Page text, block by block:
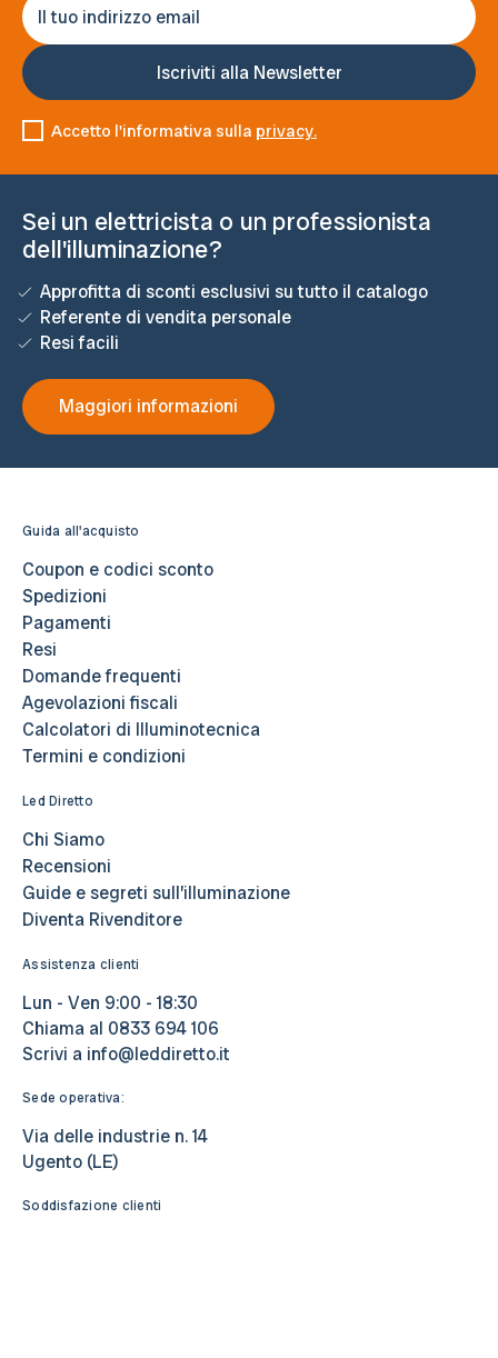
Accetto l'informativa sulla privacy.
Sei un elettricista o un professionista
dell'illuminazione?
Approfitta di sconti esclusivi su tutto il catalogo
Referente di vendita personale
Resi facili
Maggiori informazioni
Guida all'acquisto
Coupon e codici sconto
Spedizioni
Pagamenti
Resi
Domande frequenti
Agevolazioni fiscali
Calcolatori di Illuminotecnica
Termini e condizioni
Led Diretto
Chi Siamo
Recensioni
Guide e segreti sull’illuminazione
Diventa Rivenditore
Assistenza clienti
Lun - Ven 9:00 - 18:30
Chiama al 0833 694 106
Scrivi a info@leddiretto.it
Sede operativa:
Via delle industrie n. 14
Ugento (LE)
Soddisfazione clienti